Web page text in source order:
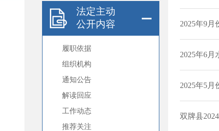
法定主动
公开内容
履职依据
组织机构
通知公告
解读回应
工作动态
推荐关注